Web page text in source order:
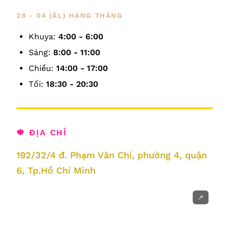
28 - 04 (ÂL) HÀNG THÁNG
Khuya: 4:00 - 6:00
Sáng: 8:00 - 11:00
Chiều: 14:00 - 17:00
Tối: 18:30 - 20:30
🍁 ĐỊA CHỈ
192/32/4 đ. Phạm Văn Chí, phường 4, quận
6, Tp.Hồ Chí Minh
↗️